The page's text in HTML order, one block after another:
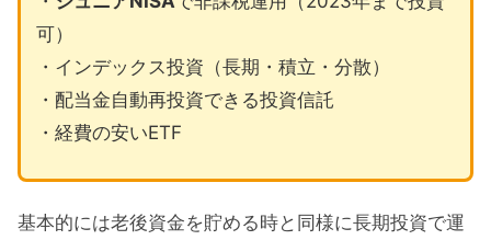
可）
・インデックス投資（長期・積立・分散）
・配当金自動再投資できる投資信託
・経費の安いETF
基本的には老後資金を貯める時と同様に長期投資で運